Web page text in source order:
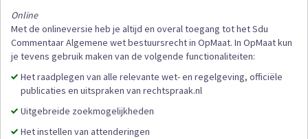
Online
Met de onlineversie heb je altijd en overal toegang tot het Sdu
Commentaar Algemene wet bestuursrecht in OpMaat. In OpMaat kun
je tevens gebruik maken van de volgende functionaliteiten:
Het raadplegen van alle relevante wet- en regelgeving, officiële
publicaties en uitspraken van rechtspraak.nl
Uitgebreide zoekmogelijkheden
Het instellen van attenderingen